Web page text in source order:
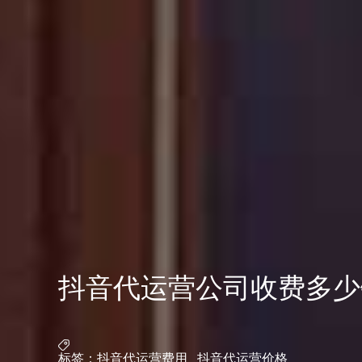
抖音代运营公司收费多
标签： 抖音代运营费用 抖音代运营价格